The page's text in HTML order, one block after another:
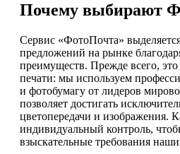
Почему выбирают
Сервис «ФотоПочта»
предложений на рынке
преимуществ. Прежде всего, это
печати: мы используем
и фотобумагу от лидеров
позволяет достигать
цветопередачи и изображения.
индивидуальный контроль,
взыскательные требования